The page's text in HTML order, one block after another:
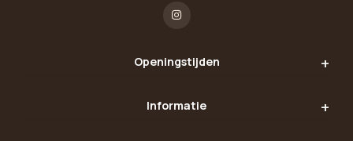
Openingstijden
Informatie